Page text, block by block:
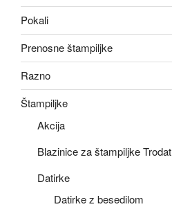
Pokali
Prenosne štampiljke
Razno
Štampiljke
Akcija
Blazinice za štampiljke Trodat
Datirke
Datirke z besedilom